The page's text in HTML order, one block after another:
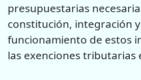
presupuestarias
constitución, integración y
funcionamiento de estos
las exenciones tributarias